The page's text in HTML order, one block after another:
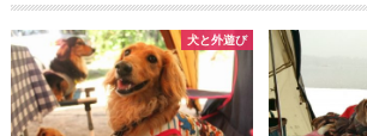
犬と外遊び